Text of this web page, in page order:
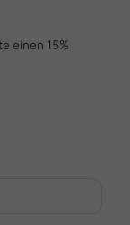
einen 15%